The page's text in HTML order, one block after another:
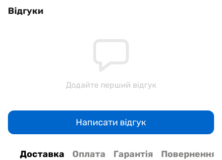
Відгуки
Додайте перший відгук
Написати відгук
Доставка Оплата Гарантія Повернення